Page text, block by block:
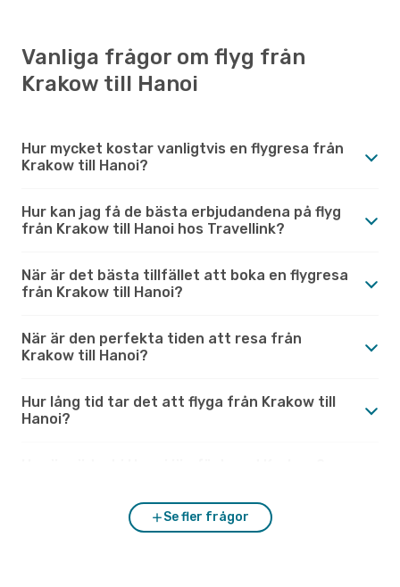
Vanliga frågor om flyg från
Krakow till Hanoi
Hur mycket kostar vanligtvis en flygresa från
Krakow till Hanoi?
Hur kan jag få de bästa erbjudandena på flyg
från Krakow till Hanoi hos Travellink?
När är det bästa tillfället att boka en flygresa
från Krakow till Hanoi?
När är den perfekta tiden att resa från
Krakow till Hanoi?
Hur lång tid tar det att flyga från Krakow till
Hanoi?
Se fler frågor